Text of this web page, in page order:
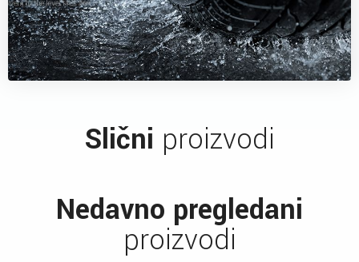
Slični proizvodi
Nedavno pregledani
proizvodi